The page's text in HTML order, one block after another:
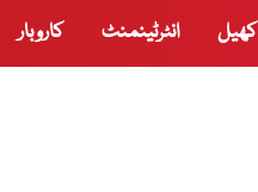
کھیل انٹرٹینمنٹ کاروبار